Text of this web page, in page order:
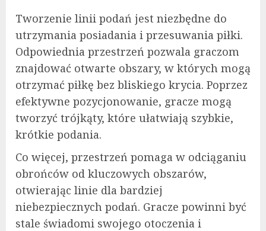
Tworzenie linii podań jest niezbędne do
utrzymania posiadania i przesuwania piłki.
Odpowiednia przestrzeń pozwala graczom
znajdować otwarte obszary, w których mogą
otrzymać piłkę bez bliskiego krycia. Poprzez
efektywne pozycjonowanie, gracze mogą
tworzyć trójkąty, które ułatwiają szybkie,
krótkie podania.
Co więcej, przestrzeń pomaga w odciąganiu
obrońców od kluczowych obszarów,
otwierając linie dla bardziej
niebezpiecznych podań. Gracze powinni być
stale świadomi swojego otoczenia i